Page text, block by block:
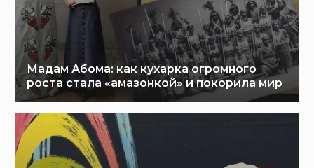
Мадам Абома: как кухарка огромного
роста стала «амазонкой» и покорила мир